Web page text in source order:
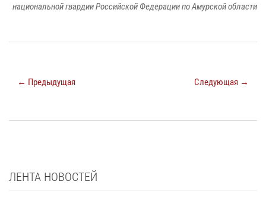
национальной гвардии Российской Федерации по Амурской области
← Предыдущая Следующая →
ЛЕНТА НОВОСТЕЙ